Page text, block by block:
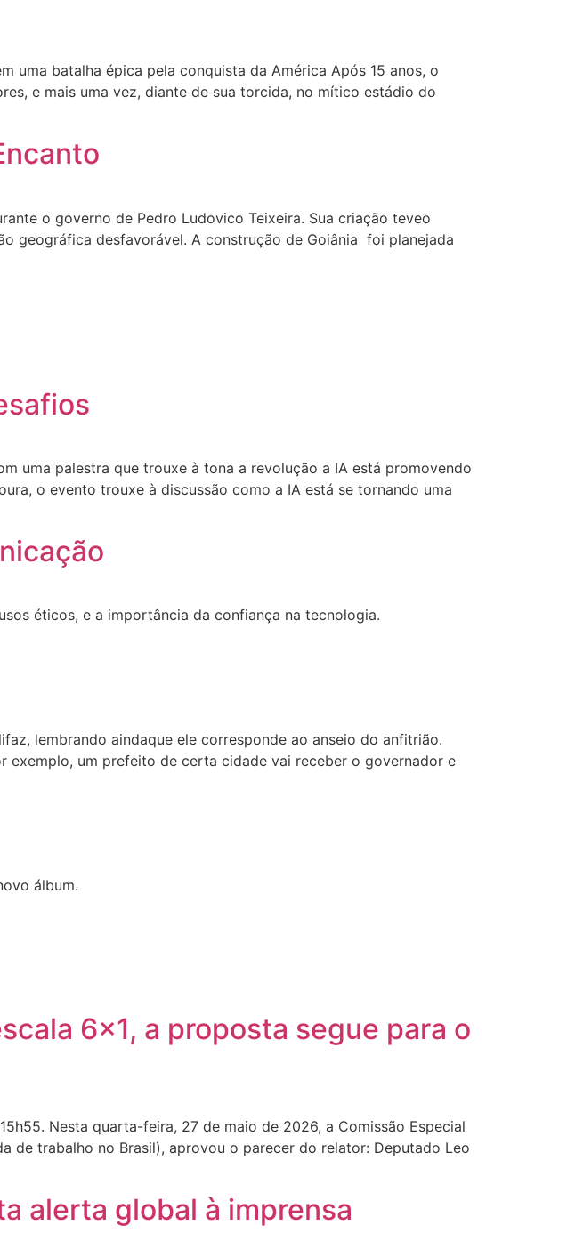
uma batalha épica pela conquista da América Após 15 anos, o
e mais uma vez, diante de sua torcida, no mítico estádio do
o governo de Pedro Ludovico Teixeira. Sua criação teveo
geográfica desfavorável. A construção de Goiânia foi planejada
uma palestra que trouxe à tona a revolução a IA está promovendo
o evento trouxe à discussão como a IA está se tornando uma
éticos, e a importância da confiança na tecnologia.
lembrando aindaque ele corresponde ao anseio do anfitrião.
exemplo, um prefeito de certa cidade vai receber o governador e
álbum.
6×1, a proposta segue para o
Nesta quarta-feira, 27 de maio de 2026, a Comissão Especial
de trabalho no Brasil), aprovou o parecer do relator: Deputado Leo
alerta global à imprensa